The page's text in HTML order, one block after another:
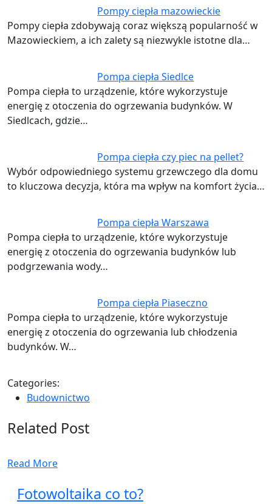
Pompy ciepła mazowieckie
Pompy ciepła zdobywają coraz większą popularność w
Mazowieckiem, a ich zalety są niezwykle istotne dla…
Pompa ciepła Siedlce
Pompa ciepła to urządzenie, które wykorzystuje
energię z otoczenia do ogrzewania budynków. W
Siedlcach, gdzie…
Pompa ciepła czy piec na pellet?
Wybór odpowiedniego systemu grzewczego dla domu
to kluczowa decyzja, która ma wpływ na komfort życia…
Pompa ciepła Warszawa
Pompa ciepła to urządzenie, które wykorzystuje
energię z otoczenia do ogrzewania budynków lub
podgrzewania wody…
Pompa ciepła Piaseczno
Pompa ciepła to urządzenie, które wykorzystuje
energię z otoczenia do ogrzewania lub chłodzenia
budynków. W…
Categories:
Budownictwo
Related Post
Read More
Fotowoltaika co to?